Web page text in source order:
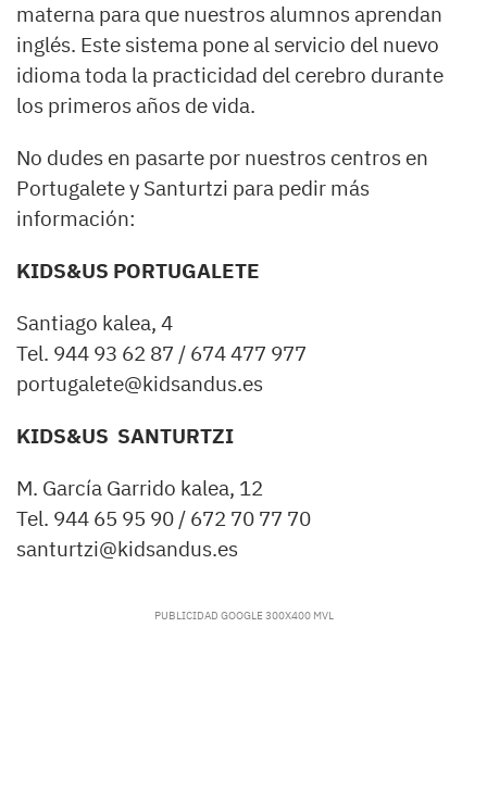
materna para que nuestros alumnos aprendan
inglés. Este sistema pone al servicio del nuevo
idioma toda la practicidad del cerebro durante
los primeros años de vida.
No dudes en pasarte por nuestros centros en
Portugalete y Santurtzi para pedir más
información:
KIDS&US PORTUGALETE
Santiago kalea, 4
Tel. 944 93 62 87 / 674 477 977
portugalete@kidsandus.es
KIDS&US SANTURTZI
M. García Garrido kalea, 12
Tel. 944 65 95 90 / 672 70 77 70
santurtzi@kidsandus.es